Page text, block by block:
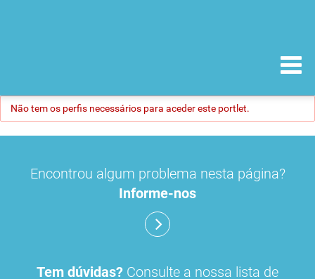
Não tem os perfis necessários para aceder este portlet.
Encontrou algum problema nesta página?
Informe-nos
Tem dúvidas? Consulte a nossa lista de